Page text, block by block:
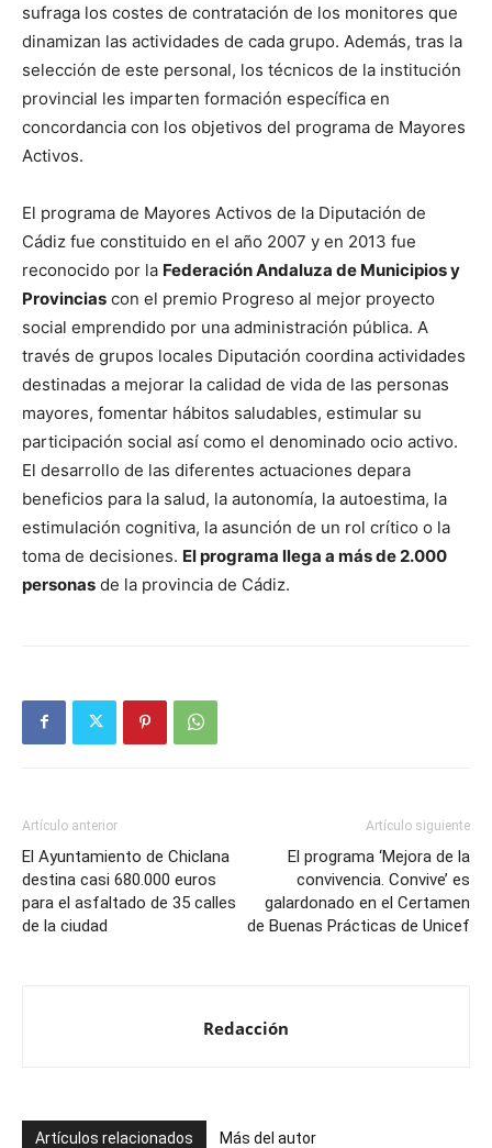
sufraga los costes de contratación de los monitores que
dinamizan las actividades de cada grupo. Además, tras la
selección de este personal, los técnicos de la institución
provincial les imparten formación específica en
concordancia con los objetivos del programa de Mayores
Activos.
El programa de Mayores Activos de la Diputación de
Cádiz fue constituido en el año 2007 y en 2013 fue
reconocido por la Federación Andaluza de Municipios y
Provincias con el premio Progreso al mejor proyecto
social emprendido por una administración pública. A
través de grupos locales Diputación coordina actividades
destinadas a mejorar la calidad de vida de las personas
mayores, fomentar hábitos saludables, estimular su
participación social así como el denominado ocio activo.
El desarrollo de las diferentes actuaciones depara
beneficios para la salud, la autonomía, la autoestima, la
estimulación cognitiva, la asunción de un rol crítico o la
toma de decisiones. El programa llega a más de 2.000
personas de la provincia de Cádiz.
Artículo anterior
El Ayuntamiento de Chiclana
destina casi 680.000 euros
para el asfaltado de 35 calles
de la ciudad
Artículo siguiente
El programa ‘Mejora de la
convivencia. Convive’ es
galardonado en el Certamen
de Buenas Prácticas de Unicef
Redacción
Artículos relacionados Más del autor